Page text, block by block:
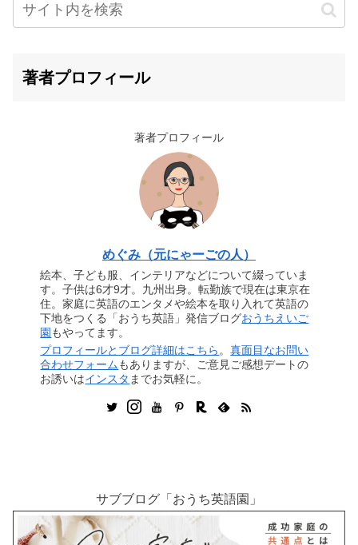
著者プロフィール
著者プロフィール
めぐみ（元にゃーごの人）
絵本、子ども服、インテリアなどについて綴っていま
す。子供は6才9才。九州出身。転勤族で現在は東京在
住。家庭に英語のエンタメや絵本を取り入れて英語の
下地をつくる「おうち英語」発信ブログおうちえいご
園 もやってます。
プロフィールとブログ詳細はこちら。真面目なお問い
合わせフォームもありますが、ご意見ご感想デートの
お誘いはインスタ までお気軽に。
サブブログ「おうち英語園」